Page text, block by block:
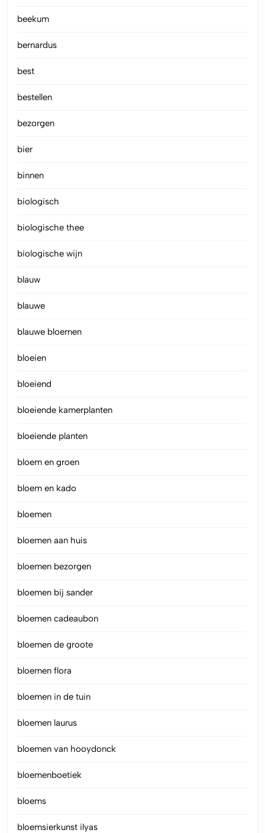
beekum
bernardus
best
bestellen
bezorgen
bier
binnen
biologisch
biologische thee
biologische wijn
blauw
blauwe
blauwe bloemen
bloeien
bloeiend
bloeiende kamerplanten
bloeiende planten
bloem en groen
bloem en kado
bloemen
bloemen aan huis
bloemen bezorgen
bloemen bij sander
bloemen cadeaubon
bloemen de groote
bloemen flora
bloemen in de tuin
bloemen laurus
bloemen van hooydonck
bloemenboetiek
bloems
bloemsierkunst ilyas